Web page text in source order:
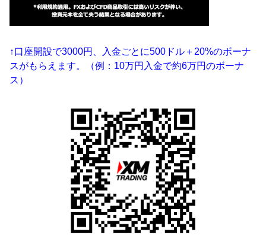
↑口座開設で3000円、入金ごとに500ドル＋20%のボーナ
スがもらえます。（例：10万円入金で約6万円のボーナ
ス）